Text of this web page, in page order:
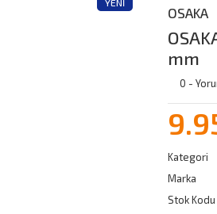
YENI
OSAKA
mm
0 -
Kategori
Marka
Stok Kodu